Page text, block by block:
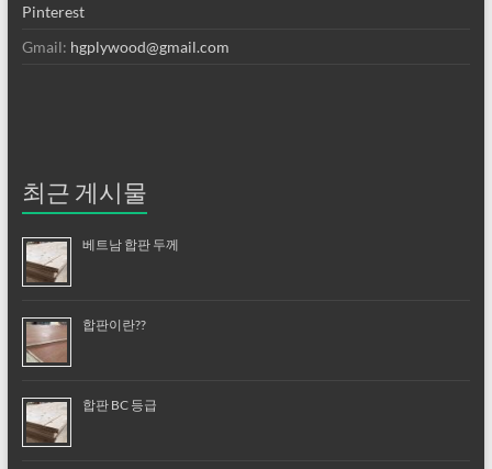
Pinterest
Gmail: hgplywood@gmail.com
최근 게시물
베트남 합판 두께
합판이란??
합판 BC 등급